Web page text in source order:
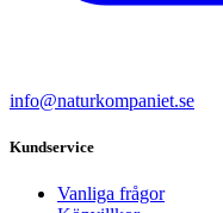
info@naturkompaniet.se
Kundservice
Vanliga frågor